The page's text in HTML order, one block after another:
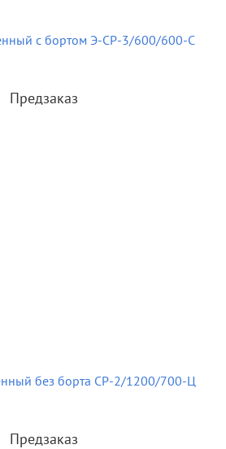
с бортом Э-СР-3/600/600-С
Предзаказ
без борта СР-2/1200/700-Ц
Предзаказ